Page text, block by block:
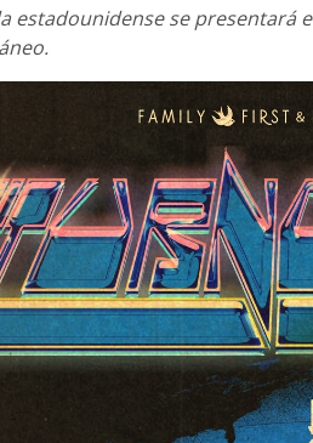
estadounidense se presentará